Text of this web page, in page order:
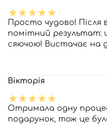
Просто чудово! Після
помітний результат:
сяючою! Вистачає на
Вікторія
Отримала одну
подарунок, тож це